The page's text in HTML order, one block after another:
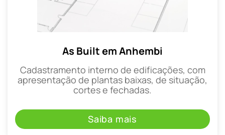
As Built em Anhembi
Cadastramento interno de edificações, com
apresentação de plantas baixas, de situação,
cortes e fechadas.
Saiba mais